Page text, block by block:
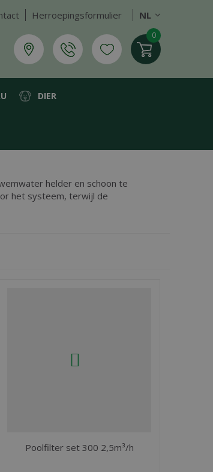
Herroepingsformulier NL
DIER
helder en schoon te
het systeem, terwijl de
Poolfilter set 300 2,5m³/h